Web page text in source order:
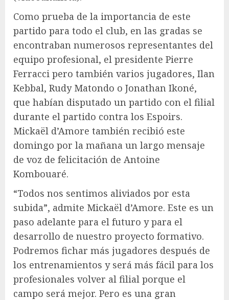
Como prueba de la importancia de este
partido para todo el club, en las gradas se
encontraban numerosos representantes del
equipo profesional, el presidente Pierre
Ferracci pero también varios jugadores, Ilan
Kebbal, Rudy Matondo o Jonathan Ikoné,
que habían disputado un partido con el filial
durante el partido contra los Espoirs.
Mickaël d’Amore también recibió este
domingo por la mañana un largo mensaje
de voz de felicitación de Antoine
Kombouaré.
“Todos nos sentimos aliviados por esta
subida”, admite Mickaël d’Amore. Este es un
paso adelante para el futuro y para el
desarrollo de nuestro proyecto formativo.
Podremos fichar más jugadores después de
los entrenamientos y será más fácil para los
profesionales volver al filial porque el
campo será mejor. Pero es una gran